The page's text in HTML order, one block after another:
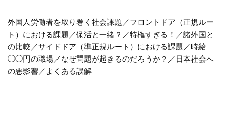
外国人労働者を取り巻く社会課題／フロントドア（正規ルー
ト）における課題／保活と一緒？／特権すぎる！／諸外国と
の比較／サイドドア（準正規ルート）における課題／時給
◯◯円の職場／なぜ問題が起きるのだろうか？／日本社会へ
の悪影響／よくある誤解